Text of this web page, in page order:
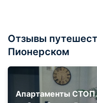
Отзывы
Пионерском
Апартаменты